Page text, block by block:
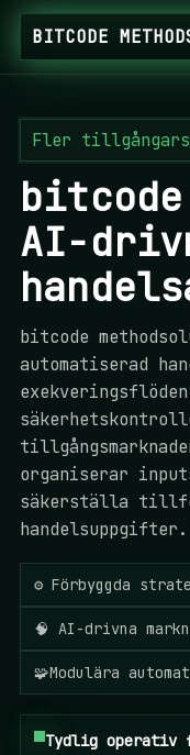
BITCODE
Fler tillgångars
AI-
bitcode
automatiserad
organiserar
säkerställa
handelsuppgifter.
⚙️ Förbyggda
🧠 AI-drivna
🧩Modulära
Tydlig operativ